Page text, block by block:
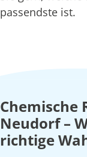
passendste ist.
Chemische
Neudorf –
richtige